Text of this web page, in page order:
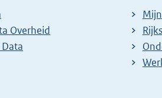
Overheid
Data
E
x
t
E
x
E